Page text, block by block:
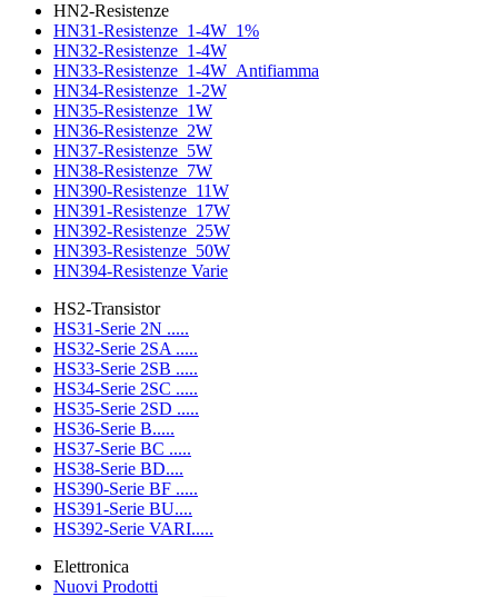
HN2-Resistenze
HN31-Resistenze_1-4W_1%
HN32-Resistenze_1-4W
HN33-Resistenze_1-4W_Antifiamma
HN34-Resistenze_1-2W
HN35-Resistenze_1W
HN36-Resistenze_2W
HN37-Resistenze_5W
HN38-Resistenze_7W
HN390-Resistenze_11W
HN391-Resistenze_17W
HN392-Resistenze_25W
HN393-Resistenze_50W
HN394-Resistenze Varie
HS2-Transistor
HS31-Serie 2N .....
HS32-Serie 2SA .....
HS33-Serie 2SB .....
HS34-Serie 2SC .....
HS35-Serie 2SD .....
HS36-Serie B.....
HS37-Serie BC .....
HS38-Serie BD....
HS390-Serie BF .....
HS391-Serie BU....
HS392-Serie VARI.....
Elettronica
Nuovi Prodotti